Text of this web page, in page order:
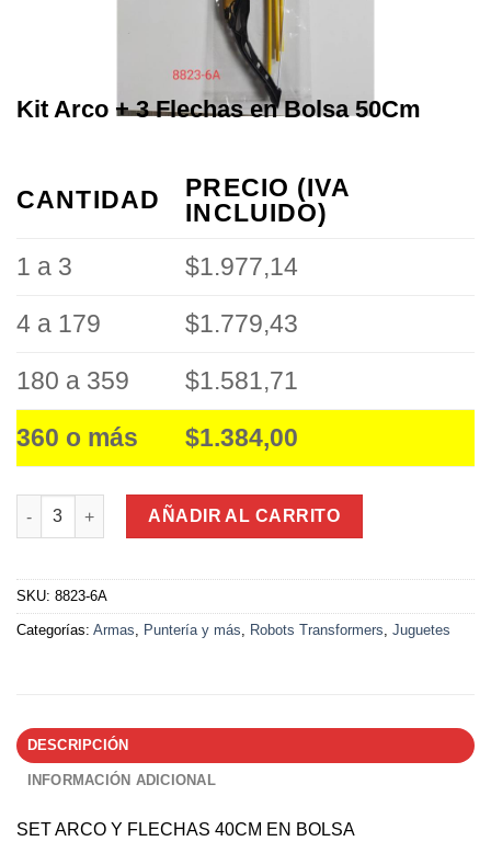
Kit Arco + 3 Flechas en Bolsa 50Cm
CANTIDAD
PRECIO (IVA
INCLUIDO)
1 a 3
$1.977,14
4 a 179 $1.779,43
180 a 359 $1.581,71
360 o más $1.384,00
Kit Arco + 3 Flechas en Bolsa 50Cm cantidad
AÑADIR AL CARRITO
SKU: 8823-6A
Categorías: Armas Puntería y más Robots Transformers Juguetes
DESCRIPCIÓN
INFORMACIÓN ADICIONAL
SET ARCO Y FLECHAS 40CM EN BOLSA